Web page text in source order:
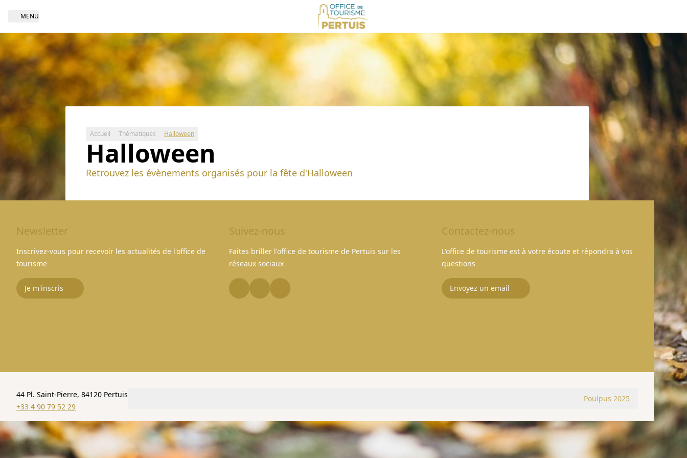
Open navigation
MENU
Accueil Thématiques Halloween
Halloween
Retrouvez les évènements organisés pour la fête d'Halloween
Newsletter
Inscrivez-vous pour recevoir les actualités de l'office de
tourisme
Je m'inscris
Suivez-nous
Faites briller l'office de tourisme de Pertuis sur les
réseaux sociaux
Contactez-nous
L'office de tourisme est à votre écoute et répondra à vos
questions
Envoyez un email
44 Pl. Saint-Pierre, 84120 Pertuis
+33 4 90 79 52 29
Poulpus 2025